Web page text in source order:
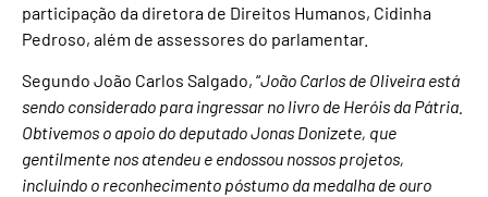
participação da diretora de Direitos Humanos, Cidinha
Pedroso, além de assessores do parlamentar.
Segundo João Carlos Salgado, “João Carlos de Oliveira está
sendo considerado para ingressar no livro de Heróis da Pátria.
Obtivemos o apoio do deputado Jonas Donizete, que
gentilmente nos atendeu e endossou nossos projetos,
incluindo o reconhecimento póstumo da medalha de ouro